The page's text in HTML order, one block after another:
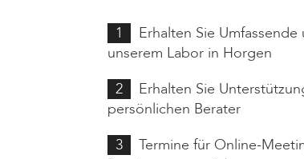
1
Erhalten Sie
unserem Labor in Horgen
2
Erhalten Sie
persönlichen Berater
3
Termine für Online-